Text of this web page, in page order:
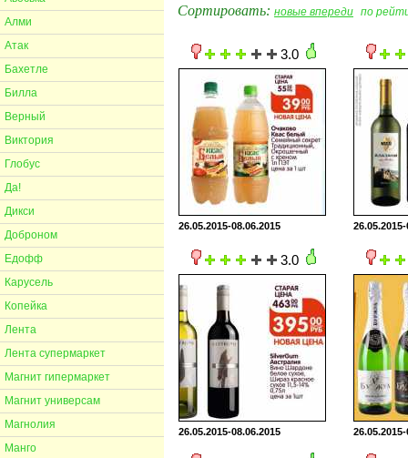
Алми
Атак
Бахетле
Билла
Верный
Виктория
Глобус
Да!
Дикси
Доброном
Едофф
Карусель
Копейка
Лента
Лента супермаркет
Магнит гипермаркет
Магнит универсам
Магнолия
Манго
Сортировать: новые впереди по
3.0
26.05.2015-08.06.2015
3.0
26.05.2015-08.06.2015